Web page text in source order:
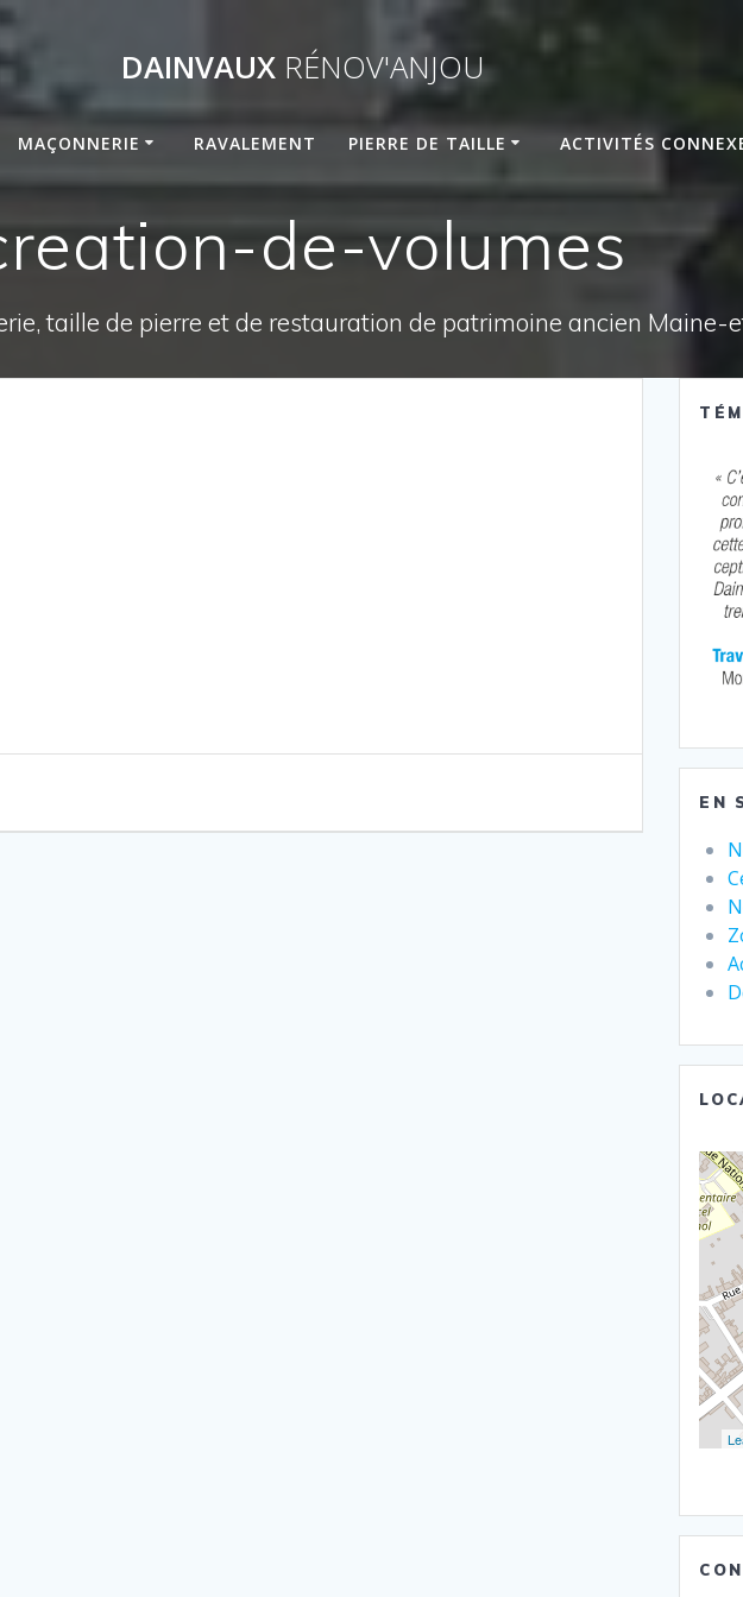
DAINVAUXRÉNOV'ANJOU
MAÇONNERIE RAVALEMENT PIERRE DE TAILLE ACTIVITÉS
de-volumes
taille de pierre et de restauration de patrimoine ancien Maine-
EN